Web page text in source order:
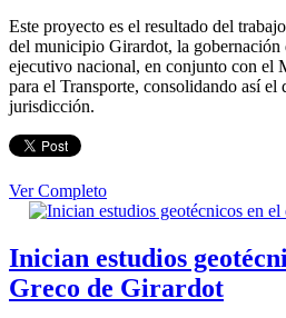
Este proyecto es el resultado del
del municipio Girardot, la gobernación
ejecutivo nacional, en conjunto con el
para el Transporte, consolidando así el
jurisdicción.
Ver Completo
Inician estudios
Greco de Girardot